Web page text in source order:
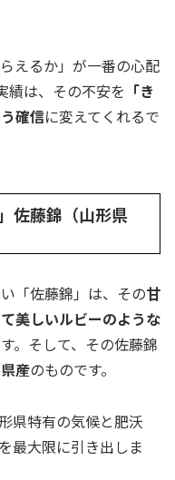
えるか」が一番の心配
績は、その不安を 「き
確信に変えてくれるで
佐藤錦（山形県
「佐藤錦」は、その甘
美しいルビーのような
。そして、その佐藤錦
産のものです。
県特有の気候と肥沃
最大限に引き出しま